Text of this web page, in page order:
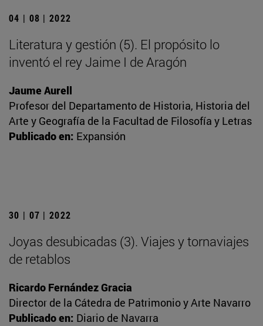
04 | 08 | 2022
Literatura y gestión (5). El propósito lo
inventó el rey Jaime I de Aragón
Jaume Aurell
Profesor del Departamento de Historia, Historia del
Arte y Geografía de la Facultad de Filosofía y Letras
Publicado en: Expansión
30 | 07 | 2022
Joyas desubicadas (3). Viajes y tornaviajes
de retablos
Ricardo Fernández Gracia
Director de la Cátedra de Patrimonio y Arte Navarro
Publicado en: Diario de Navarra